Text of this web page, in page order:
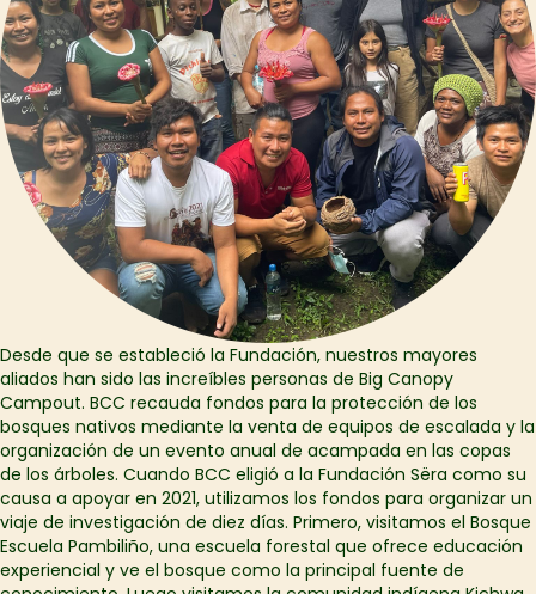
Desde que se estableció la Fundación, nuestros mayores
aliados han sido las increíbles personas de Big Canopy
Campout. BCC recauda fondos para la protección de los
bosques nativos mediante la venta de equipos de escalada y la
organización de un evento anual de acampada en las copas
de los árboles. Cuando BCC eligió a la Fundación Sëra como su
causa a apoyar en 2021, utilizamos los fondos para organizar un
viaje de investigación de diez días. Primero, visitamos el Bosque
Escuela Pambiliño, una escuela forestal que ofrece educación
experiencial y ve el bosque como la principal fuente de